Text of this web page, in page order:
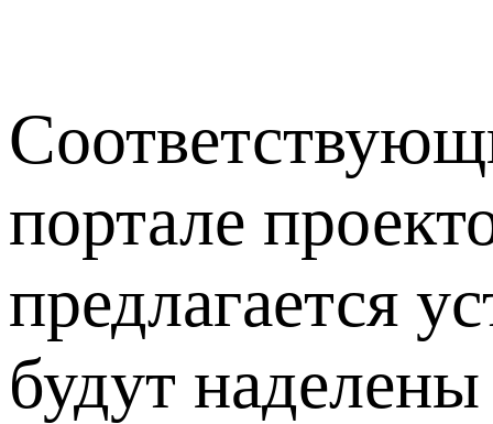
портале
предлагается
будут